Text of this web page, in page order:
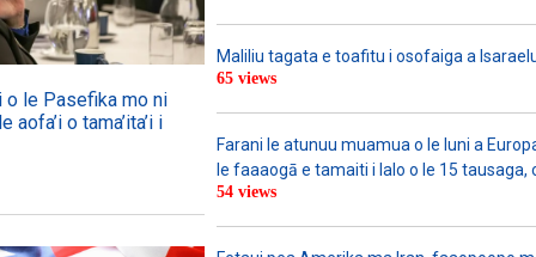
o le Pasefika mo ni
o tama’ita’i i
Maliliu tagata e toafitu i osofaiga a
65 views
Farani le atunuu muamua o le Iuni a
le faaaogā e tamaiti i lalo o le 15 tausaga,
54 views